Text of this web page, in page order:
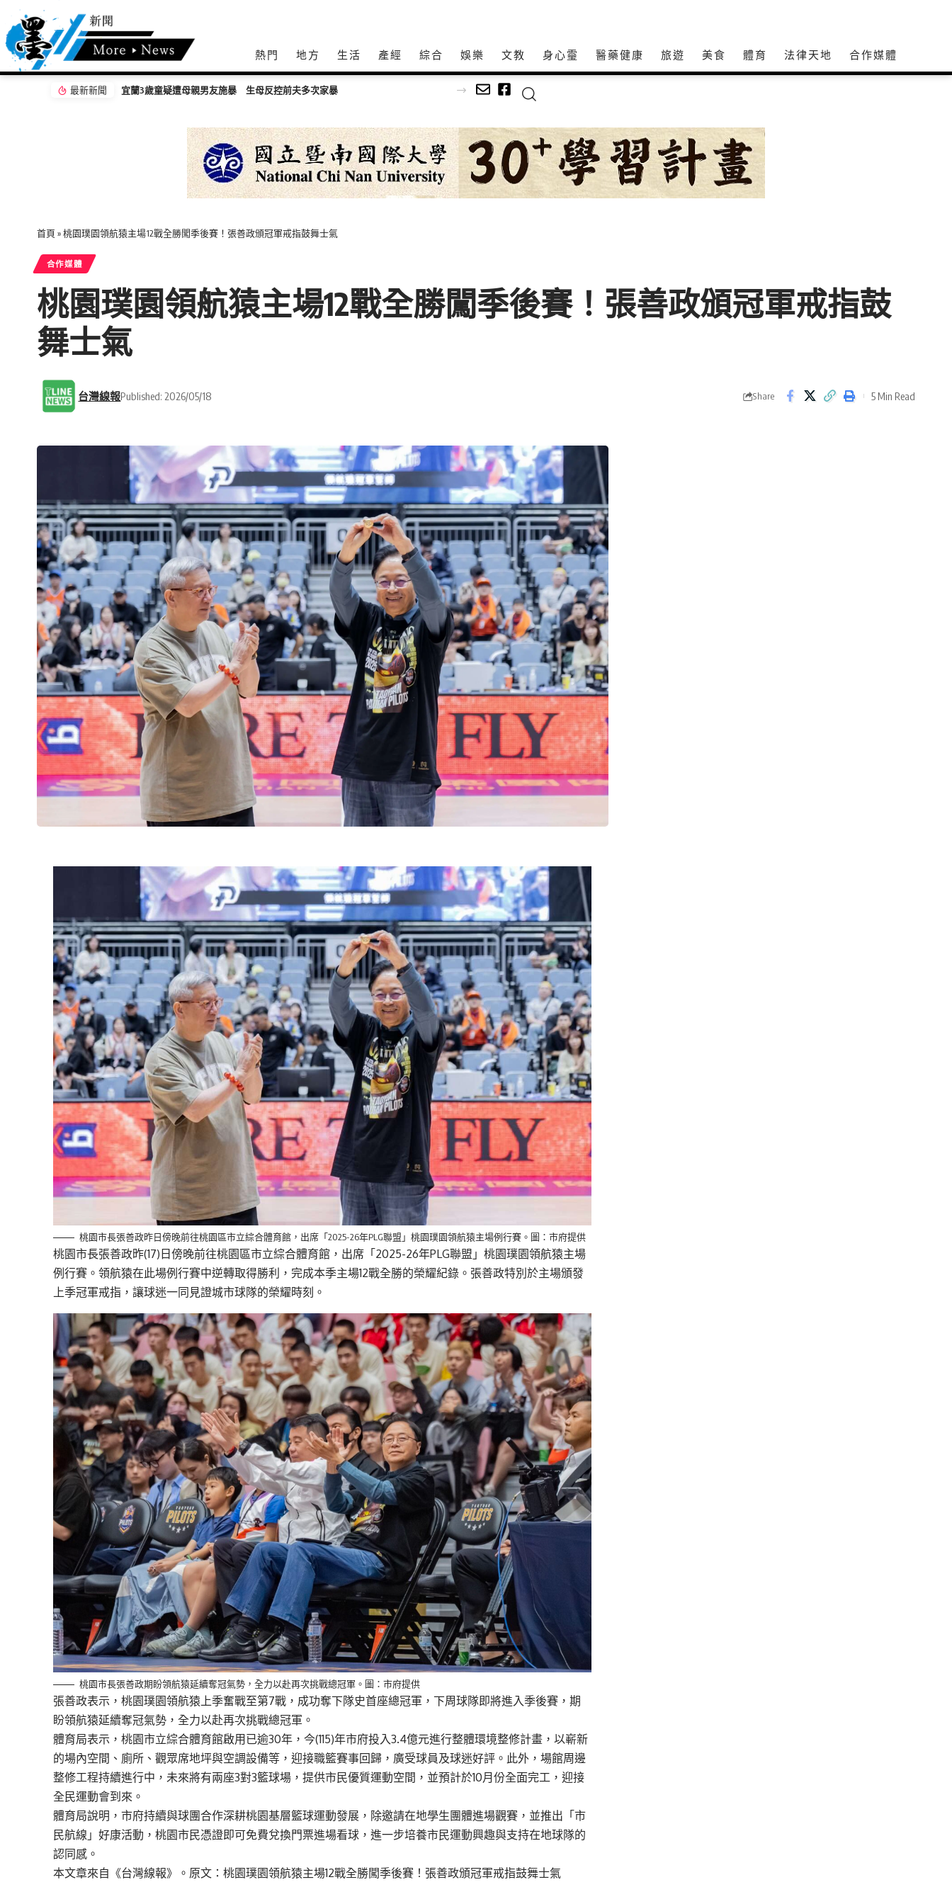
熱門 地方 生活 產經 綜合 娛樂 文教 身心𩆜 醫藥健康 旅遊 美食 體育 法律天地 合作媒體
最新新聞
遭母親男友施暴 生母反控前夫多次家暴
首頁 »桃園璞園領航猿主場12戰全勝闖季後賽！張善政頒冠軍戒指鼓舞士氣
合作媒體
桃園璞園領航猿主場12戰全勝闖季後賽！張善政頒冠軍戒指鼓
舞士氣
台灣線報Published: 2026/05/18 Share 5 Min Read
桃園市長張善政昨日傍晚前往桃園區市立綜合體育館，出席「2025-26年PLG聯盟」桃園璞園領航猿主場例行賽。圖：市府提供
桃園市長張善政昨(17)日傍晚前往桃園區市立綜合體育館，出席「2025-26年PLG聯盟」桃園璞園領航猿主場
例行賽。領航猿在此場例行賽中逆轉取得勝利，完成本季主場12戰全勝的榮耀紀錄。張善政特別於主場頒發
上季冠軍戒指，讓球迷一同見證城市球隊的榮耀時刻。
桃園市長張善政期盼領航猿延續奪冠氣勢，全力以赴再次挑戰總冠軍。圖：市府提供
張善政表示，桃園璞園領航猿上季奮戰至第7戰，成功奪下隊史首座總冠軍，下周球隊即將進入季後賽，期
盼領航猿延續奪冠氣勢，全力以赴再次挑戰總冠軍。
體育局表示，桃園市立綜合體育館啟用已逾30年，今(115)年市府投入3.4億元進行整體環境整修計畫，以嶄新
的場內空間、廁所、觀眾席地坪與空調設備等，迎接職籃賽事回歸，廣受球員及球迷好評。此外，場館周邊
整修工程持續進行中，未來將有兩座3對3籃球場，提供市民優質運動空間，並預計於10月份全面完工，迎接
全民運動會到來。
體育局說明，市府持續與球團合作深耕桃園基層籃球運動發展，除邀請在地學生團體進場觀賽，並推出「市
民航線」好康活動，桃園市民憑證即可免費兌換門票進場看球，進一步培養市民運動興趣與支持在地球隊的
認同感。
本文章來自《台灣線報》。原文：桃園璞園領航猿主場12戰全勝闖季後賽！張善政頒冠軍戒指鼓舞士氣